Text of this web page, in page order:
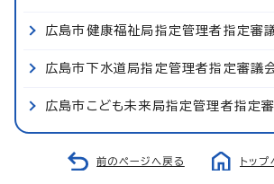
広島市健康福祉局指定管理者指定審
広島市下水道局指定管理者指定審議
広島市こども未来局指定管理者指定
前のページへ戻る トッ